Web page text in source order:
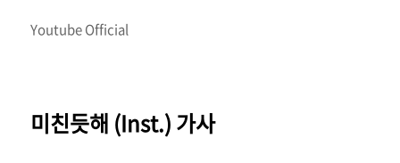
Youtube Official
미친듯해 (Inst.) 가사